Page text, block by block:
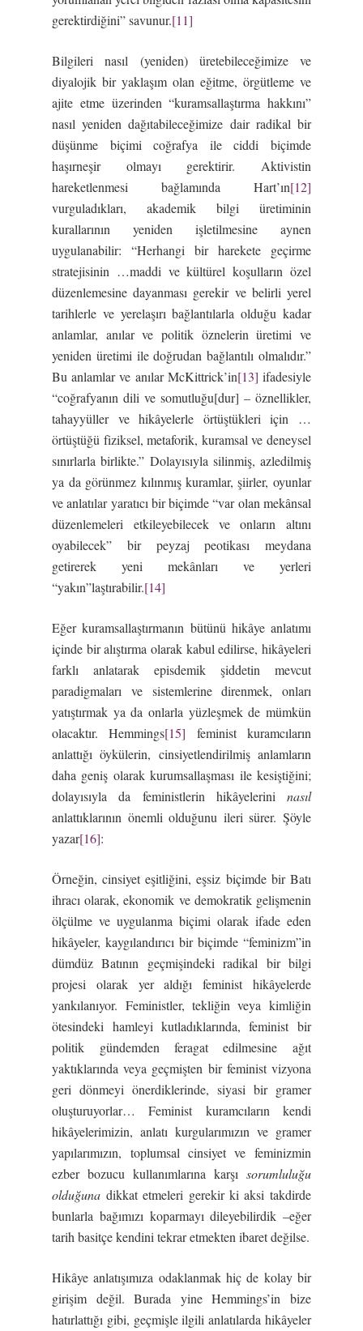
gerektirdiğini” savunur.[11]
Bilgileri nasıl (yeniden) üretebileceğimize ve
diyalojik bir yaklaşım olan eğitme, örgütleme ve
ajite etme üzerinden “kuramsallaştırma hakkını”
nasıl yeniden dağıtabileceğimize dair radikal bir
düşünme biçimi coğrafya ile ciddi biçimde
haşırneşir olmayı gerektirir. Aktivistin
hareketlenmesi bağlamında Hart’ın[12]
vurguladıkları, akademik bilgi üretiminin
kurallarının yeniden işletilmesine aynen
uygulanabilir: “Herhangi bir harekete geçirme
stratejisinin …maddi ve kültürel koşulların özel
düzenlemesine dayanması gerekir ve belirli yerel
tarihlerle ve yerelaşırı bağlantılarla olduğu kadar
anlamlar, anılar ve politik öznelerin üretimi ve
yeniden üretimi ile doğrudan bağlantılı olmalıdır.”
Bu anlamlar ve anılar McKittrick’in[13] ifadesiyle
“coğrafyanın dili ve somutluğu[dur] – öznellikler,
tahayyüller ve hikâyelerle örtüştükleri için …
örtüştüğü fiziksel, metaforik, kuramsal ve deneysel
sınırlarla birlikte.” Dolayısıyla silinmiş, azledilmiş
ya da görünmez kılınmış kuramlar, şiirler, oyunlar
ve anlatılar yaratıcı bir biçimde “var olan mekânsal
düzenlemeleri etkileyebilecek ve onların altını
oyabilecek” bir peyzaj peotikası meydana
getirerek yeni mekânları ve yerleri
“yakın”laştırabilir.[14]
Eğer kuramsallaştırmanın bütünü hikâye anlatımı
içinde bir alıştırma olarak kabul edilirse, hikâyeleri
farklı anlatarak episdemik şiddetin mevcut
paradigmaları ve sistemlerine direnmek, onları
yatıştırmak ya da onlarla yüzleşmek de mümkün
olacaktır. Hemmings[15] feminist kuramcıların
anlattığı öykülerin, cinsiyetlendirilmiş anlamların
daha geniş olarak kurumsallaşması ile kesiştiğini;
dolayısıyla da feministlerin hikâyelerini nasıl
anlattıklarının önemli olduğunu ileri sürer. Şöyle
yazar[16]:
Örneğin, cinsiyet eşitliğini, eşsiz biçimde bir Batı
ihracı olarak, ekonomik ve demokratik gelişmenin
ölçülme ve uygulanma biçimi olarak ifade eden
hikâyeler, kaygılandırıcı bir biçimde “feminizm”in
dümdüz Batının geçmişindeki radikal bir bilgi
projesi olarak yer aldığı feminist hikâyelerde
yankılanıyor. Feministler, tekliğin veya kimliğin
ötesindeki hamleyi kutladıklarında, feminist bir
politik gündemden feragat edilmesine ağıt
yaktıklarında veya geçmişten bir feminist vizyona
geri dönmeyi önerdiklerinde, siyasi bir gramer
oluşturuyorlar… Feminist kuramcıların kendi
hikâyelerimizin, anlatı kurgularımızın ve gramer
yapılarımızın, toplumsal cinsiyet ve feminizmin
ezber bozucu kullanımlarına karşı sorumluluğu
olduğuna dikkat etmeleri gerekir ki aksi takdirde
bunlarla bağımızı koparmayı dileyebilirdik –eğer
tarih basitçe kendini tekrar etmekten ibaret değilse.
Hikâye anlatışımıza odaklanmak hiç de kolay bir
girişim değil. Burada yine Hemmings’in bize
hatırlattığı gibi, geçmişle ilgili anlatılarda hikâyeler